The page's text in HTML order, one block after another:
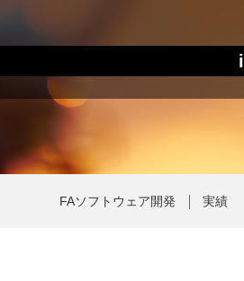
Café。
Café。 Map ＞
FAソフトウェア開発 実績